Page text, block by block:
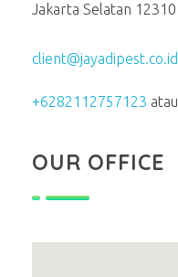
Jakarta Selatan 12310
client@jayadipest.co.id
+6282112757123 atau
OUR OFFICE